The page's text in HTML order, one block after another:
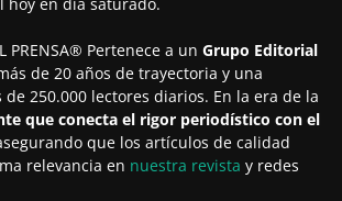
PRENSA® Pertenece a un Grupo Editorial
de 20 años de trayectoria y una
250.000 lectores diarios. En la era de la
que conecta el rigor periodístico con el
que los artículos de calidad
relevancia en nuestra revista y redes